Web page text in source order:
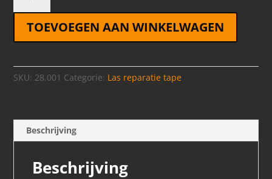
9mm
aantal
TOEVOEGEN AAN WINKELWAGEN
SKU: 28.001 Categorie: Las reparatie tape
Beschrijving
Beschrijving